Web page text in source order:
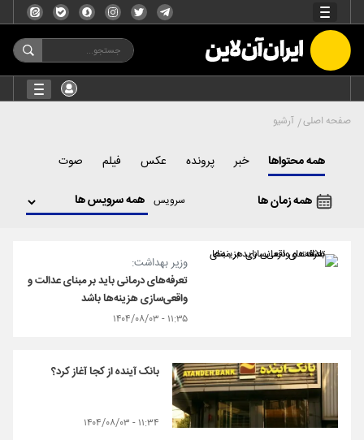
صفحه اصلی آرشیو
همه محتواها خبر پرونده عکس فیلم صوت
همه زمان ها سرویس
وزیر بهداشت:
تعرفه‌های درمانی باید بر مبنای عدالت و
واقعی‌سازی هزینه‌ها باشد
۱۱:۳۵ - ۱۴۰۴/۰۸/۰۳
بانک آینده از کجا آغاز کرد؟
۱۱:۳۴ - ۱۴۰۴/۰۸/۰۳